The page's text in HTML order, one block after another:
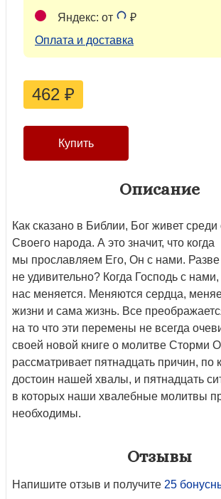
Яндекс: от
₽
Оплата и доставка
462 ₽
Описание
Как сказано в Библии, Бог живет
Своего народа. А это значит, что когда
мы прославляем Его, Он с нами. Разве
не удивительно? Когда Господь с
нас меняется. Меняются сердца,
жизни и сама жизнь. Все
на то что эти перемены не всегда
своей новой книге о молитве Сторми
рассматривает пятнадцать причин, по
достоин нашей хвалы, и пятнадцать
в которых наши хвалебные молитвы
необходимы.
Отзывы
Напишите отзыв и получите 25